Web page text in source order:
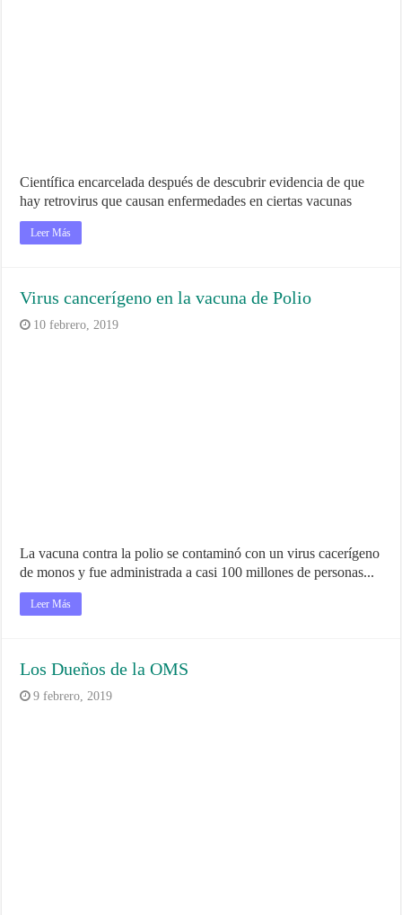
Científica encarcelada después de descubrir evidencia de que
hay retrovirus que causan enfermedades en ciertas vacunas
Leer Más
Virus cancerígeno en la vacuna de Polio
10 febrero, 2019
La vacuna contra la polio se contaminó con un virus cacerígeno
de monos y fue administrada a casi 100 millones de personas...
Leer Más
Los Dueños de la OMS
9 febrero, 2019